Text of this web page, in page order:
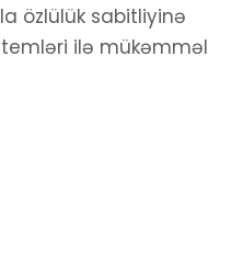
özlülük sabitliyinə
ilə mükəmməl